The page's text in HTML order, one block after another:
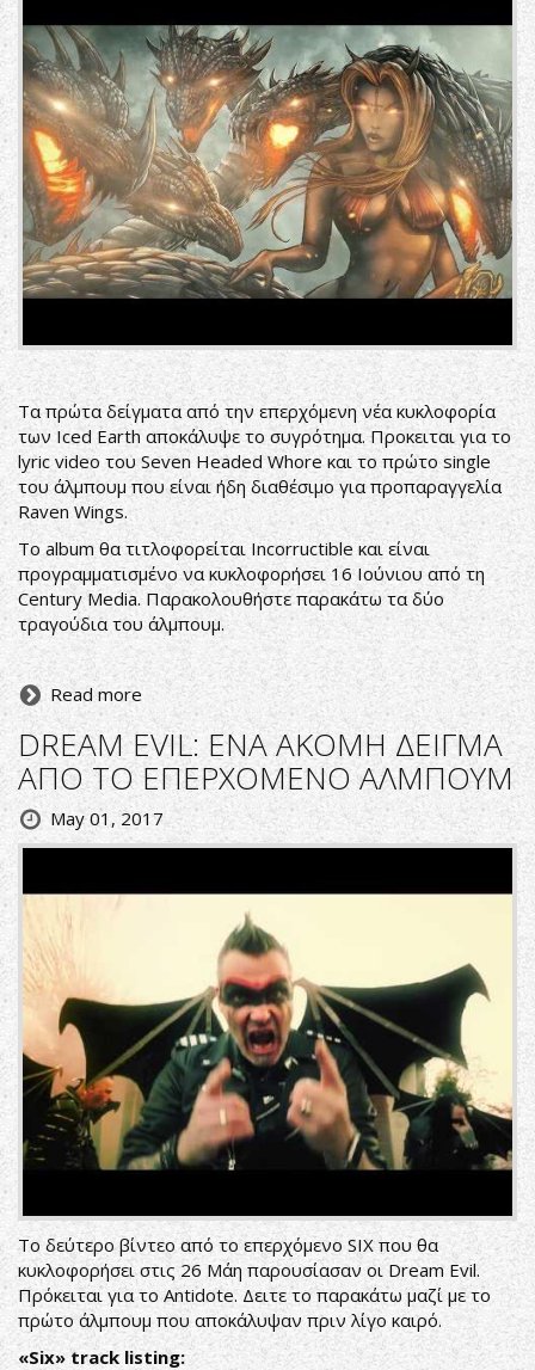
Τα πρώτα δείγματα από την επερχόμενη νέα κυκλοφορία
των Iced Earth αποκάλυψε το συγρότημα. Προκειται για το
lyric video του Seven Headed Whore και το πρώτο single
του άλμπουμ που είναι ήδη διαθέσιμο για προπαραγγελία
Raven Wings.
Τo album θα τιτλοφορείται Incorructible και είναι
προγραμματισμένο να κυκλοφορήσει 16 Ιούνιου από τη
Century Media. Παρακολουθήστε παρακάτω τα δύο
τραγούδια του άλμπουμ.
Read more
DREAM EVIL: ΕΝΑ ΑΚΟΜΗ ΔΕΙΓΜΑ
ΑΠΟ ΤΟ ΕΠΕΡΧΟΜΕΝΟ ΑΛΜΠΟΥΜ
May 01, 2017
Το δεύτερο βίντεο από το επερχόμενο SIX που θα
κυκλοφορήσει στις 26 Μάη παρουσίασαν οι Dream Evil.
Πρόκειται για το Antidote. Δειτε το παρακάτω μαζί με το
πρώτο άλμπουμ που αποκάλυψαν πριν λίγο καιρό.
«Six» track listing: